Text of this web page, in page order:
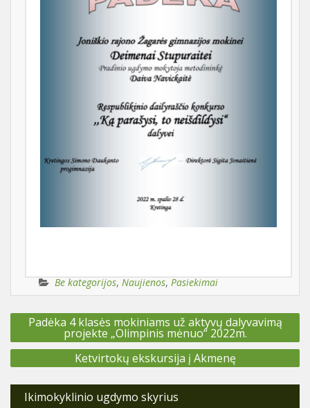
Be kategorijos, Naujienos, Pasiekimai
Navigacija
tarpPadėka 4 klasės mokiniams už aktyvų dalyvavimą
projekte „Olimpinis mėnuo“ 2022m.
Ketvirtokų ekskursija į Akmenę
Ikimokyklinio ugdymo skyrius